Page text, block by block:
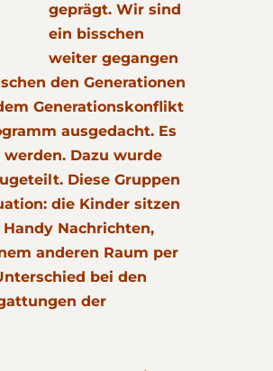
geprägt. Wir sind
ein bisschen
weiter gegangen
den Generationen
Generationskonflikt
ausgedacht. Es
Dazu wurde
Diese Gruppen
die Kinder sitzen
Nachrichten,
anderen Raum per
bei den
der